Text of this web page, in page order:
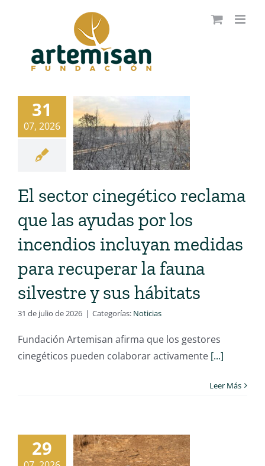
31
07, 2026
El sector cinegético reclama
que las ayudas por los
incendios incluyan medidas
para recuperar la fauna
silvestre y sus hábitats
31 de julio de 2026 | Categorías: Noticias
Fundación Artemisan afirma que los gestores
cinegéticos pueden colaborar activamente[...]
Leer Más
29